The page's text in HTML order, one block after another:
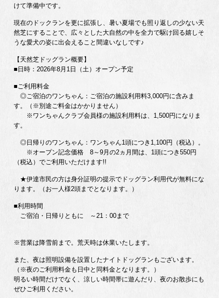
けて準備中です。
現在のドックランを更に拡張し、暑い夏場でも照り返しの少ない天
然芝にすることで、広々とした大自然の中を全力で駆け回る嬉しそ
うな愛犬の姿に出会えること間違いなしです♪
【天然芝ドッグラン概要】
■日時：2026年8月1日（土）オープン予定
■ご利用料金
◎ご宿泊のワンちゃん：ご宿泊の施設利用料3,000円に含みま
す。（※別途ご料金はかかりません）
※ワンちゃんクラブ会員様の施設利用料は、1,500円になりま
す。
◎日帰りのワンちゃん：ワンちゃん1頭につき1,100円（税込）。
※オープン記念価格 8～9月の2ヵ月間は、1頭につき550円
（税込）でご利用いただけます!!
★伊達市民の方は身分証明の提示でドッグラン利用代が無料にな
ります。（お一人様2頭までとなります。）
■利用時間
ご宿泊・日帰りともに ～21：00まで
※営業は降雪前まで。荒天時は休業いたします。
また、夜は照明設備を設置したナイトドッグランもございます。
（※夜のご利用料金も日中と同料金となります。）
明るい時間だけでなく、涼しい時間帯に遊んだり、夜のお散歩にも
ぜひご利用ください。